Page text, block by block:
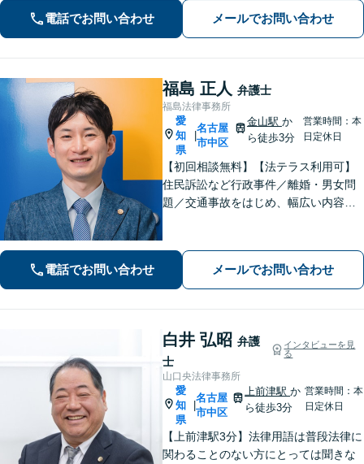
業展開できるよう、法律家の視点でサ
ポートします！【御器所駅／桜山駅徒
電話でお問い合わせ メールでお問い合わせ
福島 正人 弁護士
福島法律事務所
愛
知
県
名古屋
市中区
金山駅 か
ら徒歩3分
営業時間：本
日定休日
【初回相談無料】【法テラス利用可】
住民訴訟など行政事件／離婚・男女問
題／交通事故をはじめ、幅広い内容の
依頼者様にとって納得感の高い解決を
目指します【夜間・休日相談可】【金
山駅5分】
電話でお問い合わせ メールでお問い合わせ
白井 弘昭 弁護
士
インタビューを見
る
山口央法律事務所
愛
知
県
|
名古屋
市中区
上前津駅か
ら徒歩3分
営業時間：本
日定休日
【上前津駅3分】法律用語は普段法律に
関わることのない方にとっては聞きな